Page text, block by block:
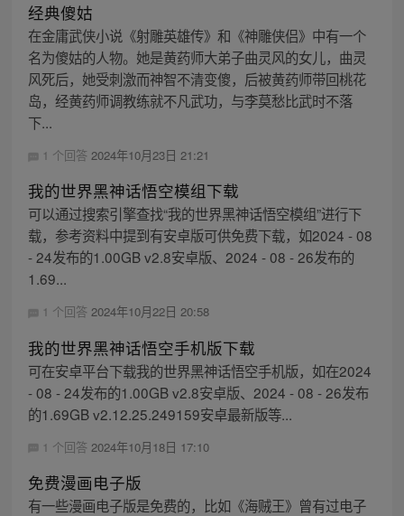
经典傻姑
在金庸武侠小说《射雕英雄传》和《神雕侠侣》中有一个
名为傻姑的人物。她是黄药师大弟子曲灵风的女儿，曲灵
风死后，她受刺激而神智不清变傻，后被黄药师带回桃花
岛，经黄药师调教练就不凡武功，与李莫愁比武时不落
下...
1 个回答 2024年10月23日 21:21
我的世界黑神话悟空模组下载
可以通过搜索引擎查找“我的世界黑神话悟空模组”进行下
载，参考资料中提到有安卓版可供免费下载，如2024 - 08
- 24发布的1.00GB v2.8安卓版、2024 - 08 - 26发布的
1.69...
1 个回答 2024年10月22日 20:58
我的世界黑神话悟空手机版下载
可在安卓平台下载我的世界黑神话悟空手机版，如在2024
- 08 - 24发布的1.00GB v2.8安卓版、2024 - 08 - 26发布
的1.69GB v2.12.25.249159安卓最新版等...
1 个回答 2024年10月18日 17:10
免费漫画电子版
有一些漫画电子版是免费的，比如《海贼王》曾有过电子